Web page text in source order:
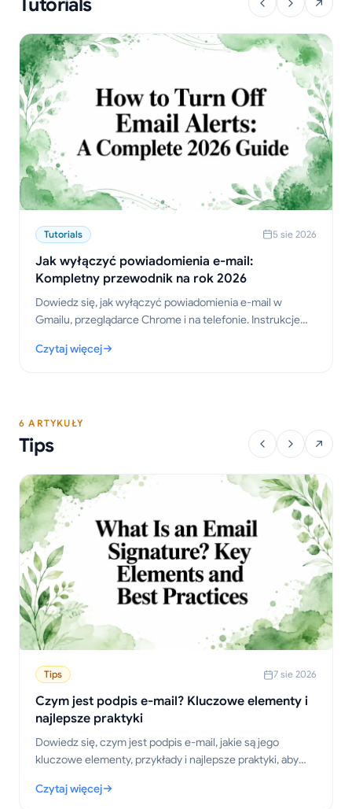
Tutorials 5 sie 2026
Jak wyłączyć powiadomienia e-mail:
Kompletny przewodnik na rok 2026
Dowiedz się, jak wyłączyć powiadomienia e-mail w
Gmailu, przeglądarce Chrome i na telefonie. Instrukcje
przeglądarek oraz wskazówki dotyczące rozwiązywania
Czytaj więcej
: Jak wyłączyć powiadomienia e-mail: Kompletny przewodnik
6 ARTYKUŁY
Tips
Tips 7 sie 2026
Czym jest podpis e-mail? Kluczowe elementy i
najlepsze praktyki
Dowiedz się, czym jest podpis e-mail, jakie są jego
kluczowe elementy, przykłady i najlepsze praktyki, aby
roku.
Czytaj więcej
: Czym jest podpis e-mail? Kluczowe elementy i najlepsze